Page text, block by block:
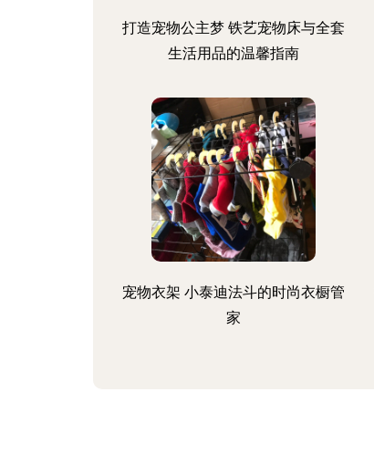
打造宠物公主梦 铁艺宠物床与全套
生活用品的温馨指南
宠物衣架 小泰迪法斗的时尚衣橱管
家